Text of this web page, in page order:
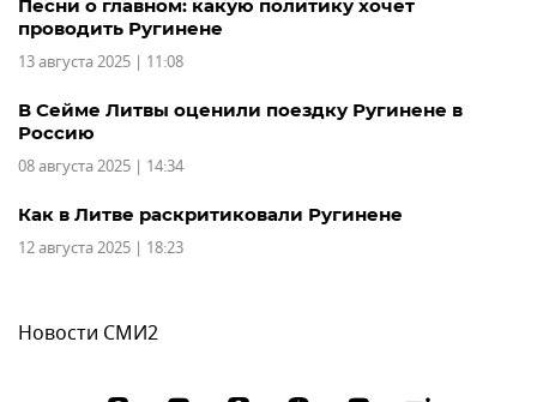
Песни о главном: какую политику хочет
проводить Ругинене
13 августа 2025 | 11:08
В Сейме Литвы оценили поездку Ругинене в
Россию
08 августа 2025 | 14:34
Как в Литве раскритиковали Ругинене
12 августа 2025 | 18:23
Новости СМИ2